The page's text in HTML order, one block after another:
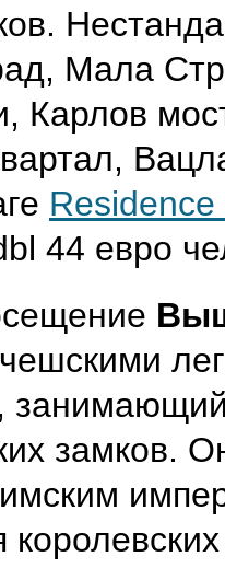
Мала
Карлов
44 евро
,
замков.